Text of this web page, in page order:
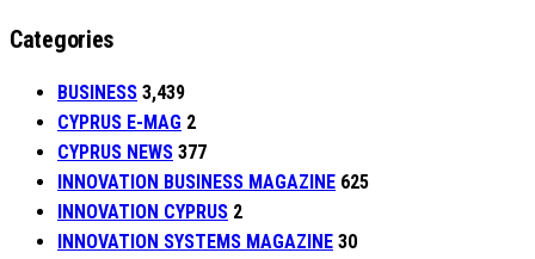
Categories
BUSINESS 3,439
CYPRUS E-MAG 2
CYPRUS NEWS 377
INNOVATION BUSINESS MAGAZINE 625
INNOVATION CYPRUS 2
INNOVATION SYSTEMS MAGAZINE 30